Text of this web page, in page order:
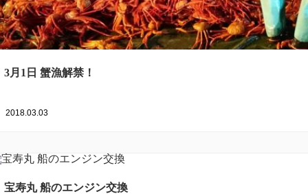
3月1日 蟹漁解禁！
2018.03.03
宝寿丸 船のエンジン交換